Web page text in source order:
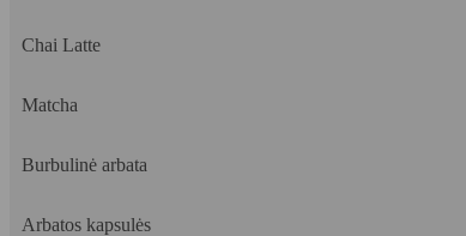
Chai Latte
Matcha
Burbulinė arbata
Arbatos kapsulės